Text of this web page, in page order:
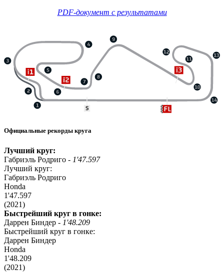
PDF-документ с результатами
Официальные рекорды круга
Лучший круг:
Габриэль Родриго - 1'47.597
Лучший круг:
Габриэль Родриго
Honda
1'47.597
(2021)
Быстрейший круг в гонке:
Даррен Биндер - 1'48.209
Быстрейший круг в гонке:
Даррен Биндер
Honda
1'48.209
(2021)